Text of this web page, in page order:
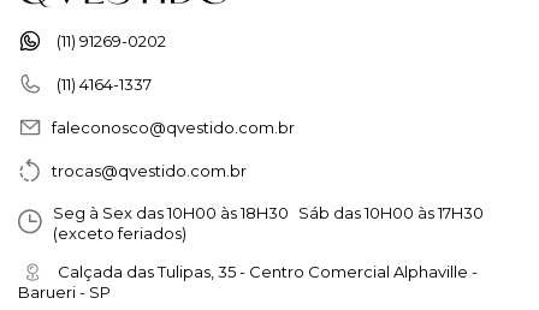
(11) 91269-0202
(11) 4164-1337
faleconosco@qvestido.com.br
trocas@qvestido.com.br
Seg à Sex das 10H00 às 18H30 Sáb das 10H00 às 17H30
(exceto feriados)
Calçada das Tulipas, 35 - Centro Comercial Alphaville -
Barueri - SP